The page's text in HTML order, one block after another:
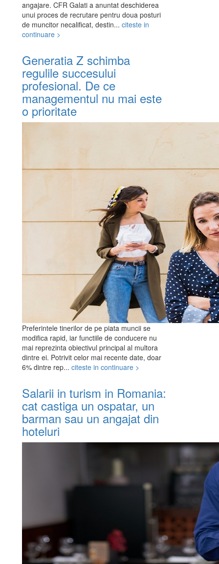
angajare. CFR Galati a anuntat deschiderea
unui proces de recrutare pentru doua posturi
de muncitor necalificat, destin... citeste in
continuare >
Generatia Z schimba
regulile succesului
profesional. De ce
managementul nu mai este
o prioritate
Preferintele tinerilor de pe piata muncii se
modifica rapid, iar functiile de conducere nu
mai reprezinta obiectivul principal al multora
dintre ei. Potrivit celor mai recente date, doar
6% dintre rep... citeste in continuare >
Salarii in turism in Romania:
cat castiga un ospatar, un
barman sau un angajat din
hoteluri